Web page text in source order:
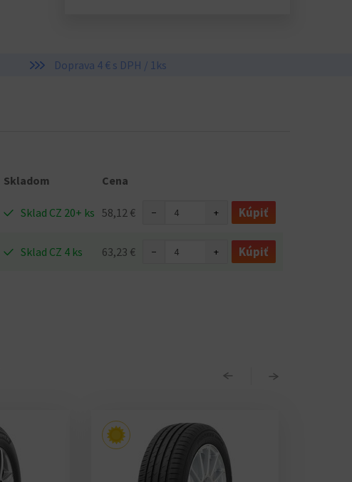
Doprava 4 € s DPH / 1ks
Skladom
Cena
Sklad CZ 20+ ks 58,12 € − + Kúpiť
Sklad CZ 4 ks 63,23 € − + Kúpiť